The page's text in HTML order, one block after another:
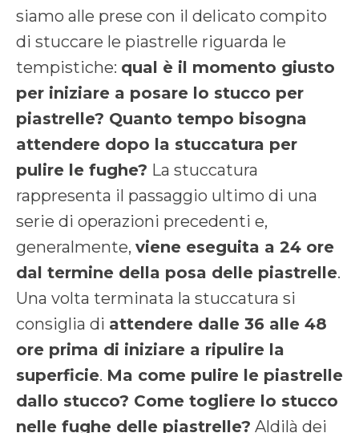
siamo alle prese con il delicato compito
di stuccare le piastrelle riguarda le
tempistiche: qual è il momento giusto
per iniziare a posare lo stucco per
piastrelle? Quanto tempo bisogna
attendere dopo la stuccatura per
pulire le fughe? La stuccatura
rappresenta il passaggio ultimo di una
serie di operazioni precedenti e,
generalmente, viene eseguita a 24 ore
dal termine della posa delle piastrelle.
Una volta terminata la stuccatura si
consiglia di attendere dalle 36 alle 48
ore prima di iniziare a ripulire la
superficie. Ma come pulire le piastrelle
dallo stucco? Come togliere lo stucco
nelle fughe delle piastrelle? Aldilà dei